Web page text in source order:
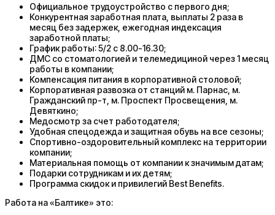
Официальное трудоустройство с первого дня;
Конкурентная заработная плата, выплаты 2 раза в
месяц без задержек, ежегодная индексация
заработной платы;
График работы: 5/2 c 8.00-16.30;
ДМС со стоматологией и телемедициной через 1 месяц
работы в компании;
Компенсация питания в корпоративной столовой;
Корпоративная развозка от станций м. Парнас, м.
Гражданский пр-т, м. Проспект Просвещения, м.
Девяткино;
Медосмотр за счет работодателя;
Удобная спецодежда и защитная обувь на все сезоны;
Спортивно-оздоровительный комплекс на территории
компании;
Материальная помощь от компании к значимым датам;
Подарки сотрудникам и их детям;
Программа скидок и привилегий Best Benefits.
Работа на «Балтике» это: